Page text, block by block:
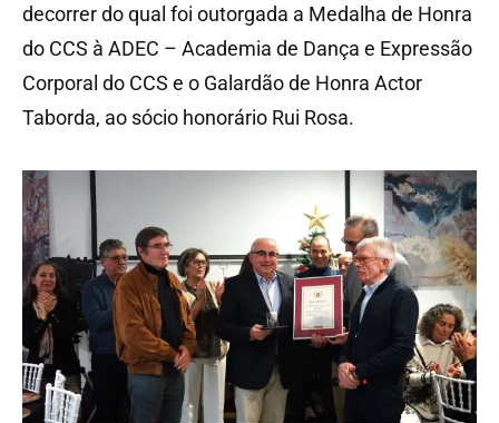
decorrer do qual foi outorgada a Medalha de Honra
do CCS à ADEC – Academia de Dança e Expressão
Corporal do CCS e o Galardão de Honra Actor
Taborda, ao sócio honorário Rui Rosa.